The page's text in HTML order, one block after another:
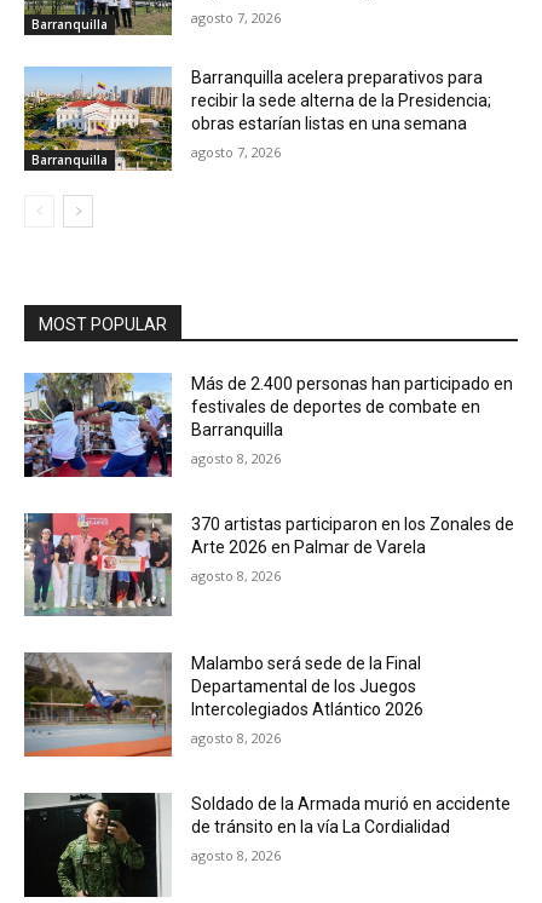
Barranquilla agosto 7, 2026
Barranquilla
Barranquilla acelera preparativos para
recibir la sede alterna de la Presidencia;
obras estarían listas en una semana
agosto 7, 2026
MOST POPULAR
Más de 2.400 personas han participado en
festivales de deportes de combate en
Barranquilla
agosto 8, 2026
370 artistas participaron en los Zonales de
Arte 2026 en Palmar de Varela
agosto 8, 2026
Malambo será sede de la Final
Departamental de los Juegos
Intercolegiados Atlántico 2026
agosto 8, 2026
Soldado de la Armada murió en accidente
de tránsito en la vía La Cordialidad
agosto 8, 2026